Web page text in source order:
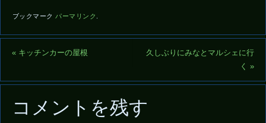
ブックマーク パーマリンク
«キッチンカーの屋根
久しぶりにみなとマルシェに行
く»
コメントを残す